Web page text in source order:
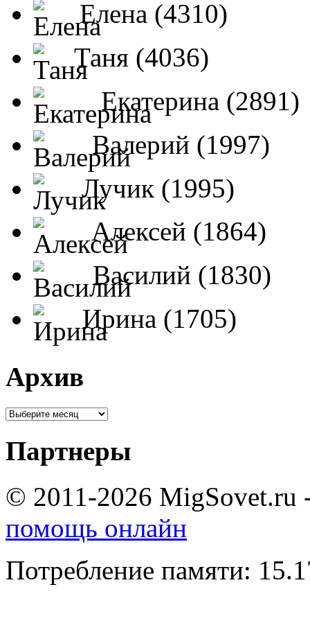
Елена (4310)
Таня (4036)
Екатерина (2891)
Валерий (1997)
Лучик (1995)
Алексей (1864)
Василий (1830)
Ирина (1705)
Архив
Партнеры
© 2011-2026 MigSovet.ru
помощь онлайн
Потребление памяти: